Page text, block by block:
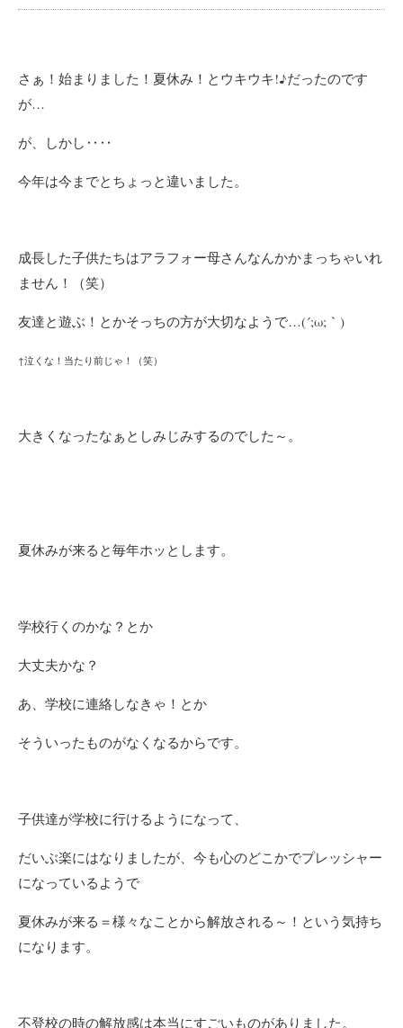
さぁ！始まりました！夏休み！ とウキウキ!♪だったのです
が…
が、しかし‥‥
今年は今までとちょっと違いました。
成長した子供たちはアラフォー母さんなんかかまっちゃいれ
ません！（笑）
友達と遊ぶ！とかそっちの方が大切なようで…(´;ω;｀)
↑泣くな！当たり前じゃ！（笑）
大きくなったなぁとしみじみするのでした～。
夏休みが来ると毎年ホッとします。
学校行くのかな？とか
大丈夫かな？
あ、学校に連絡しなきゃ！とか
そういったものがなくなるからです。
子供達が学校に行けるようになって、
だいぶ楽にはなりましたが、今も心のどこかでプレッシャー
になっているようで
夏休みが来る＝様々なことから解放される～！という気持ち
になります。
不登校の時の解放感は本当にすごいものがありました。